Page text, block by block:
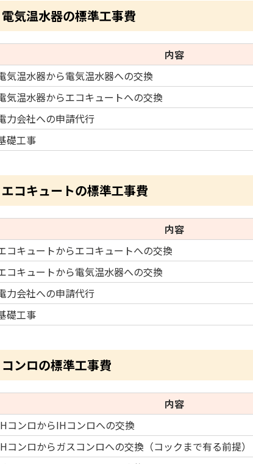
電気温水器の標準工事費
内容
気温水器から電気温水器への交換
気温水器からエコキュートへの交換
力会社への申請代行
礎工事
エコキュートの標準工事費
内容
コキュートからエコキュートへの交換
コキュートから電気温水器への交換
力会社への申請代行
礎工事
コンロの標準工事費
内容
コンロからIHコンロへの交換
コンロからガスコンロへの交換（コックまで有る前提）